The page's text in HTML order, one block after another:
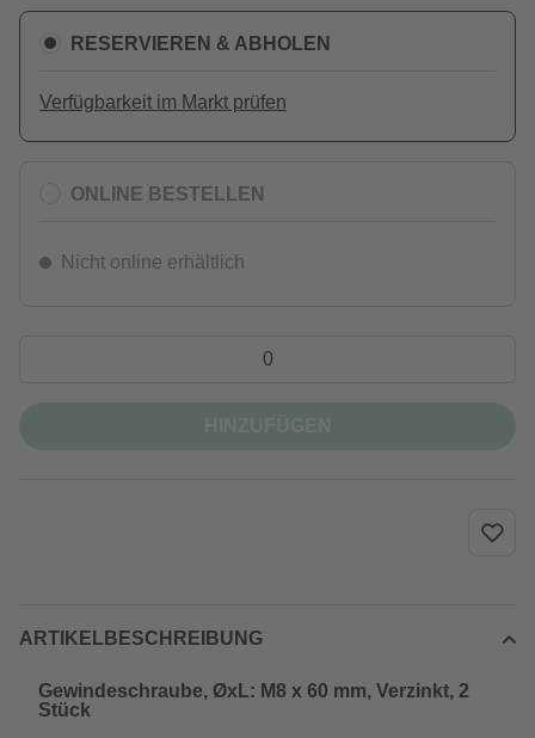
RESERVIEREN & ABHOLEN
Verfügbarkeit im Markt prüfen
ONLINE BESTELLEN
Nicht online erhältlich
ARTIKELBESCHREIBUNG
Gewindeschraube, ØxL: M8 x 60 mm, Verzinkt, 2
Stück